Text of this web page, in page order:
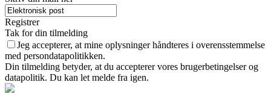
Registrer
Tak for din tilmelding
Jeg accepterer, at mine oplysninger håndteres i overensstemmelse
med persondatapolitikken.
Din tilmelding betyder, at du accepterer vores brugerbetingelser og
datapolitik. Du kan let melde fra igen.